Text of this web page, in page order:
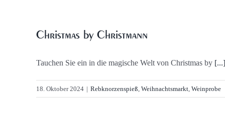
Christmas by Christmann
Tauchen Sie ein in die magische Welt von Christmas by [...]
18. Oktober 2024 | Rebknorzenspieß, Weihnachtsmarkt, Weinprobe